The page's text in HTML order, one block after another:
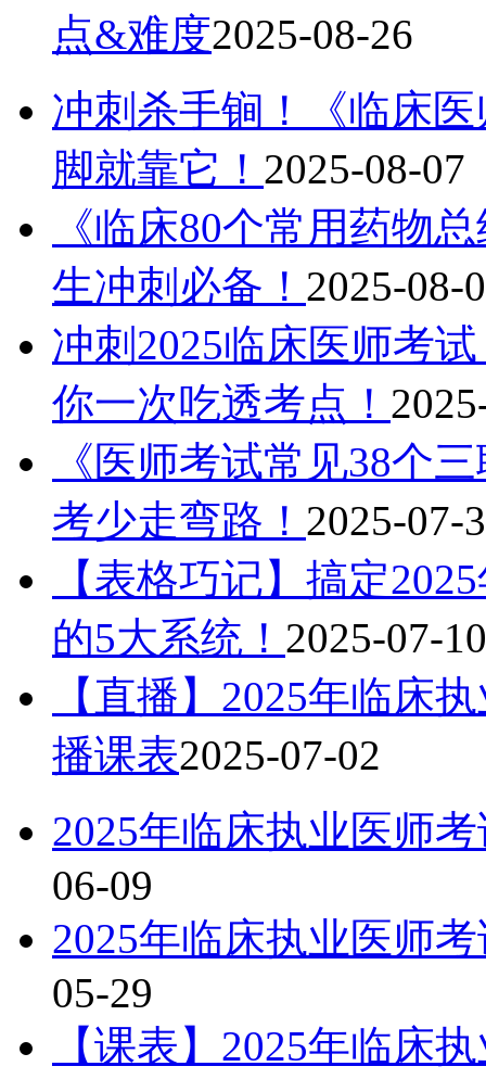
点&难度2025-08-26
冲刺杀手锏！《临床
脚就靠它！ 2025-08-07
《临床80个常用药物
生冲刺必备！ 2025-08-
冲刺2025临床医师考
你一次吃透考点！
《医师考试常见38个
考少走弯路！ 2025-07-
【表格巧记】搞定
的5大系统！ 2025-07-10
【直播】2025年临床
播课表2025-07-02
2025年临床执业医师
06-09
2025年临床执业医师
05-29
【课表】2025年临床